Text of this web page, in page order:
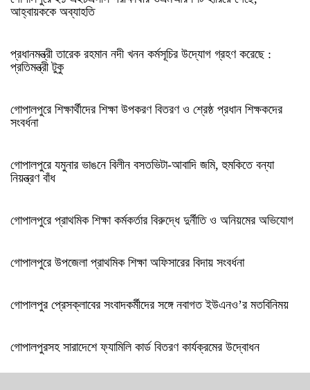
আহ্বায়ককে অব্যাহতি
প্রধানমন্ত্রী তারেক রহমান নদী খনন কর্মসূচির উদ্যোগ গ্রহণ করেছে :
প্রতিমন্ত্রী টুকু
গোপালপুরে শিক্ষার্থীদের শিক্ষা উপকরণ বিতরণ ও শ্রেষ্ঠ প্রধান শিক্ষকদের
সংবর্ধনা
গোপালপুরে যমুনার ভাঙনে বিলীন বসতভিটা-আবাদি জমি, হুমকিতে বন্যা
নিয়ন্ত্রণ বাঁধ
গোপালপুরে প্রাথমিক শিক্ষা কর্মকর্তার বিরুদ্ধে দুর্নীতি ও অনিয়মের অভিযোগ
গোপালপুরে উপজেলা প্রাথমিক শিক্ষা অফিসারের বিদায় সংবর্ধনা
গোপালপুর প্রেসক্লাবের সংবাদকর্মীদের সঙ্গে নবাগত ইউএনও’র মতবিনিময়
গোপালপুরসহ সারাদেশে ফ্যামিলি কার্ড বিতরণ কার্যক্রমের উদ্বোধন